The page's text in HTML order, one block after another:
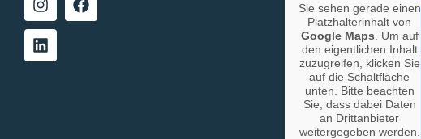
Sie sehen gerade einen
Platzhalterinhalt von
Google Maps . Um auf
den eigentlichen Inhalt
zuzugreifen, klicken Sie
auf die Schaltfläche
unten. Bitte beachten
Sie, dass dabei Daten
an Drittanbieter
weitergegeben werden.